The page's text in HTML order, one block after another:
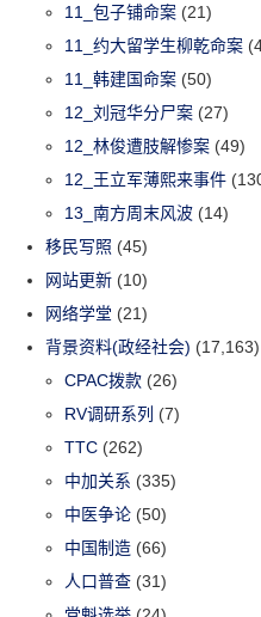
11_包子铺命案 (21)
11_约大留学生柳乾命案
11_韩建国命案 (50)
12_刘冠华分尸案 (27)
12_林俊遭肢解惨案 (49)
12_王立军薄熙来事件
13_南方周末风波 (14)
移民写照 (45)
网站更新 (10)
网络学堂 (21)
背景资料(政经社会) (17,163)
CPAC拨款 (26)
RV调研系列 (7)
TTC (262)
中加关系 (335)
中医争论 (50)
中国制造 (66)
人口普查 (31)